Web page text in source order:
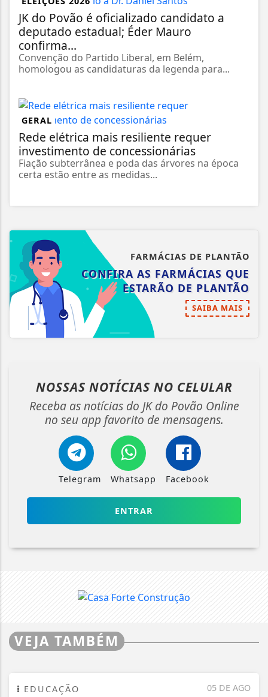
JK do Povão é oficializado candidato a
deputado estadual; Éder Mauro
confirma...
Convenção do Partido Liberal, em Belém,
homologou as candidaturas da legenda para...
GERAL
Rede elétrica mais resiliente requer
investimento de concessionárias
Fiação subterrânea e poda das árvores na época
certa estão entre as medidas...
FARMÁCIAS DE PLANTÃO
CONFIRA AS FARMÁCIAS QUE
ESTARÃO DE PLANTÃO
SAIBA MAIS
NOSSAS NOTÍCIAS NO CELULAR
Receba as notícias do JK do Povão Online
no seu app favorito de mensagens.
Telegram Whatsapp Facebook
ENTRAR
VEJA TAMBÉM
05 DE AGO
EDUCAÇÃO